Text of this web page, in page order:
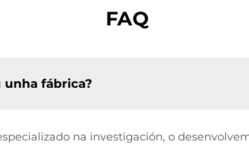
FAQ
unha fábrica?
na investigación, o